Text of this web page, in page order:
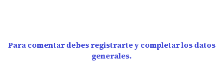
Para comentar debes registrarte y completar los datos
generales.